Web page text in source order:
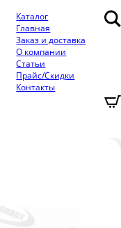
Каталог
Главная
Заказ и доставка
О компании
Статьи
Прайс/Скидки
Контакты